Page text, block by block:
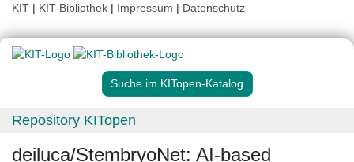
KIT | KIT-Bibliothek | Impressum | Datenschutz
Suche im KITopen-Katalog
Repository KITopen
deiluca/StembryoNet: AI-based